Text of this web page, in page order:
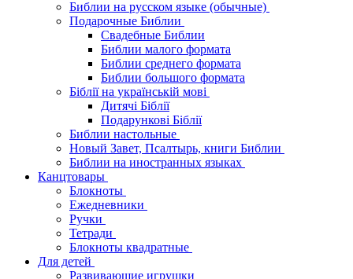
Библии на русском языке (обычные)
Подарочные Библии
Свадебные Библии
Библии малого формата
Библии среднего формата
Библии большого формата
Біблії на українській мові
Дитячі Біблії
Подарункові Біблії
Библии настольные
Новый Завет, Псалтырь, книги Библии
Библии на иностранных языках
Канцтовары
Блокноты
Ежедневники
Ручки
Тетради
Блокноты квадратные
Для детей
Развивающие игрушки